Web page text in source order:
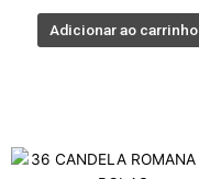
Adicionar ao carrinho